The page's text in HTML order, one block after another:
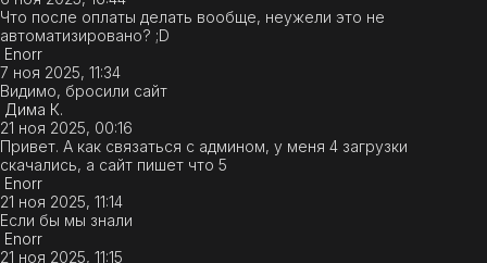
Что после оплаты делать вообще, неужели это не
автоматизировано? ;D
Enorr
7 ноя 2025, 11:34
Видимо, бросили сайт
Дима К.
21 ноя 2025, 00:16
Привет. А как связаться с админом, у меня 4 загрузки
скачались, а сайт пишет что 5
Enorr
21 ноя 2025, 11:14
Если бы мы знали
Enorr
21 ноя 2025, 11:15